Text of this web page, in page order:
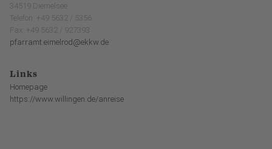
34519 Diemelsee
Telefon: +49 5632 / 5356
Fax: +49 5632 / 927393
pfarramt.eimelrod@ekkw.de
Links
Homepage
https://www.willingen.de/anreise